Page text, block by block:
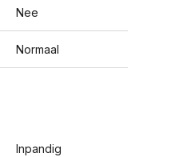
Nee
Normaal
Inpandig